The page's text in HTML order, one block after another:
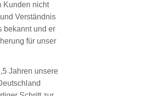
Kunden nicht
Verständnis
bekannt und er
für unser
Jahren unsere